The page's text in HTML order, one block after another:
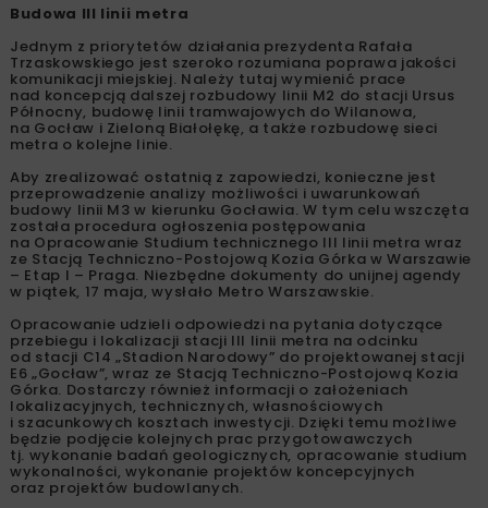
Budowa III linii metra
Jednym z priorytetów działania prezydenta Rafała
Trzaskowskiego jest szeroko rozumiana poprawa jakości
komunikacji miejskiej. Należy tutaj wymienić prace
nad koncepcją dalszej rozbudowy linii M2 do stacji Ursus
Północny, budowę linii tramwajowych do Wilanowa,
na Gocław i Zieloną Białołękę, a także rozbudowę sieci
metra o kolejne linie.
Aby zrealizować ostatnią z zapowiedzi, konieczne jest
przeprowadzenie analizy możliwości i uwarunkowań
budowy linii M3 w kierunku Gocławia. W tym celu wszczęta
została procedura ogłoszenia postępowania
na Opracowanie Studium technicznego III linii metra wraz
ze Stacją Techniczno-Postojową Kozia Górka w Warszawie
– Etap I – Praga. Niezbędne dokumenty do unijnej agendy
w piątek, 17 maja, wysłało Metro Warszawskie.
Opracowanie udzieli odpowiedzi na pytania dotyczące
przebiegu i lokalizacji stacji III linii metra na odcinku
od stacji C14 „Stadion Narodowy” do projektowanej stacji
E6 „Gocław”, wraz ze Stacją Techniczno-Postojową Kozia
Górka. Dostarczy również informacji o założeniach
lokalizacyjnych, technicznych, własnościowych
i szacunkowych kosztach inwestycji. Dzięki temu możliwe
będzie podjęcie kolejnych prac przygotowawczych
tj. wykonanie badań geologicznych, opracowanie studium
wykonalności, wykonanie projektów koncepcyjnych
oraz projektów budowlanych.